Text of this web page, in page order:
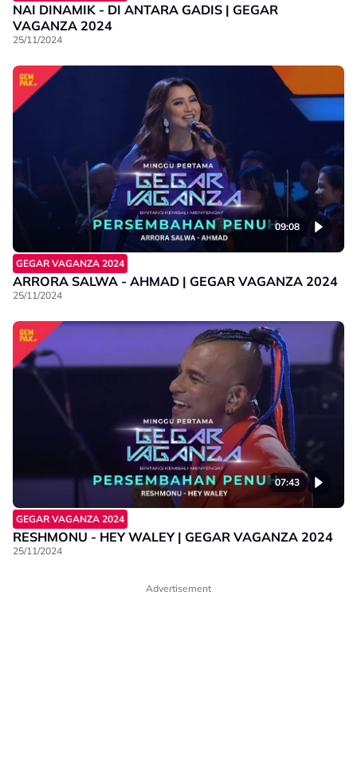
NAI DINAMIK - DI ANTARA GADIS | GEGAR
VAGANZA 2024
25/11/2024
09:08
GEGAR VAGANZA 2024
ARRORA SALWA - AHMAD | GEGAR VAGANZA 2024
25/11/2024
07:43
GEGAR VAGANZA 2024
RESHMONU - HEY WALEY | GEGAR VAGANZA 2024
25/11/2024
Advertisement